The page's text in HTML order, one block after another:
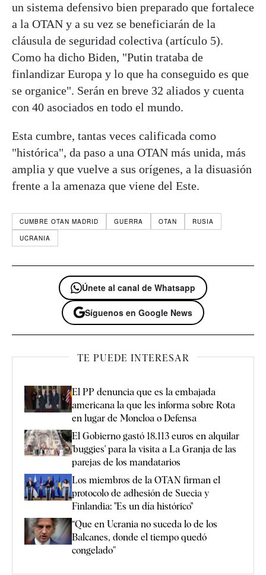
un sistema defensivo bien preparado que fortalece
a la OTAN y a su vez se beneficiarán de la
cláusula de seguridad colectiva (artículo 5).
Como ha dicho Biden, "Putin trataba de
finlandizar Europa y lo que ha conseguido es que
se organice". Serán en breve 32 aliados y cuenta
con 40 asociados en todo el mundo.
Esta cumbre, tantas veces calificada como
"histórica", da paso a una OTAN más unida, más
amplia y que vuelve a sus orígenes, a la disuasión
frente a la amenaza que viene del Este.
CUMBRE OTAN MADRID GUERRA OTAN
RUSIA
UCRANIA
Únete al canal de Whatsapp
Síguenos en Google News
TE PUEDE INTERESAR
El PP denuncia que es la embajada
americana la que les informa sobre Rota
en lugar de Moncloa o Defensa
El Gobierno gastó 18.113 euros en alquilar
'buggies' para la visita a La Granja de las
parejas de los mandatarios
Los miembros de la OTAN firman el
protocolo de adhesión de Suecia y
Finlandia: "Es un día histórico"
“Que en Ucrania no suceda lo de los
Balcanes, donde el tiempo quedó
congelado”